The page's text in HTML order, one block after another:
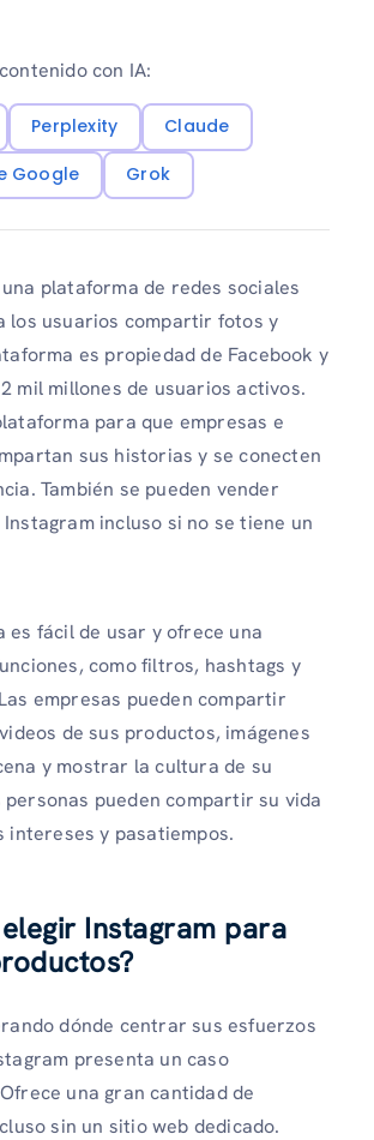
con IA:
Perplexity
Claude
Google
Grok
plataforma de redes sociales
los usuarios compartir fotos y
es propiedad de Facebook y
mil millones de usuarios activos.
para que empresas e
sus historias y se conecten
También se pueden vender
incluso si no se tiene un
es fácil de usar y ofrece una
como filtros, hashtags y
empresas pueden compartir
de sus productos, imágenes
y mostrar la cultura de su
personas pueden compartir su vida
intereses y pasatiempos.
Instagram para
dónde centrar sus esfuerzos
presenta un caso
una gran cantidad de
sin un sitio web dedicado.